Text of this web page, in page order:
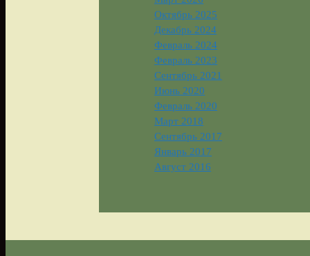
Октябрь 2025
Декабрь 2024
Февраль 2024
Февраль 2023
Сентябрь 2021
Июнь 2020
Февраль 2020
Март 2018
Сентябрь 2017
Январь 2017
Август 2016